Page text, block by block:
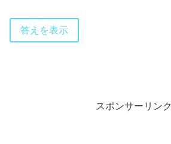
答えを表示
スポンサーリンク